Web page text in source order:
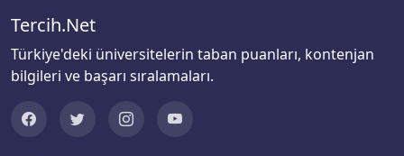
Bilecik Şeyh Edebali Üniversitesi
Tercih.Net
Türkiye'deki üniversitelerin taban puanları, kontenjan
bilgileri ve başarı sıralamaları.